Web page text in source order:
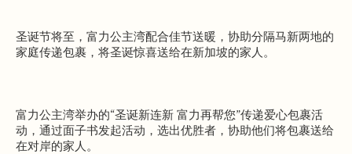
圣诞节将至，富力公主湾配合佳节送暖，协助分隔马新两地的
家庭传递包裹，将圣诞惊喜送给在新加坡的家人。
富力公主湾举办的“圣诞新连新 富力再帮您”传递爱心包裹活
动，通过面子书发起活动，选出优胜者，协助他们将包裹送给
在对岸的家人。